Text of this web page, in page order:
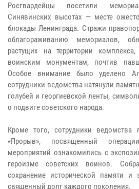
Росгвардейцы посетили
Синявинских высотах — месте
блокады Ленинграда. Стражи
облагораживанию мемориалов,
растущих на территории
воинским монументам, почтив
Особое внимание было уделено
сотрудники ведомства натянули
голубей и георгиевской ленты,
о подвиге советского народа.
Кроме того, сотрудники ведомства
«Прорыв», посвященный
мероприятий ознакомились с
героизме советских воинов.
сохранение исторической памяти
священный долг каждого поколения.